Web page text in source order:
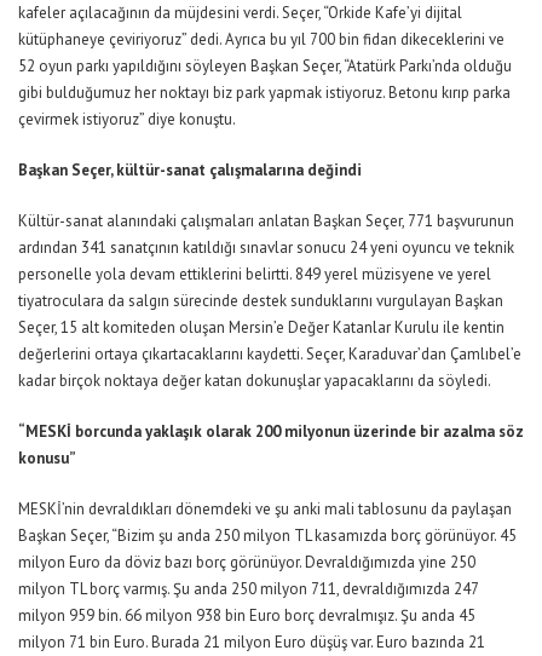
kafeler açılacağının da müjdesini verdi. Seçer, “Orkide Kafe’yi dijital
kütüphaneye çeviriyoruz” dedi. Ayrıca bu yıl 700 bin fidan dikeceklerini ve
52 oyun parkı yapıldığını söyleyen Başkan Seçer, “Atatürk Parkı’nda olduğu
gibi bulduğumuz her noktayı biz park yapmak istiyoruz. Betonu kırıp parka
çevirmek istiyoruz” diye konuştu.
Başkan Seçer, kültür-sanat çalışmalarına değindi
Kültür-sanat alanındaki çalışmaları anlatan Başkan Seçer, 771 başvurunun
ardından 341 sanatçının katıldığı sınavlar sonucu 24 yeni oyuncu ve teknik
personelle yola devam ettiklerini belirtti. 849 yerel müzisyene ve yerel
tiyatroculara da salgın sürecinde destek sunduklarını vurgulayan Başkan
Seçer, 15 alt komiteden oluşan Mersin’e Değer Katanlar Kurulu ile kentin
değerlerini ortaya çıkartacaklarını kaydetti. Seçer, Karaduvar’dan Çamlıbel’e
kadar birçok noktaya değer katan dokunuşlar yapacaklarını da söyledi.
“MESKİ borcunda yaklaşık olarak 200 milyonun üzerinde bir azalma söz
konusu”
MESKİ’nin devraldıkları dönemdeki ve şu anki mali tablosunu da paylaşan
Başkan Seçer, “Bizim şu anda 250 milyon TL kasamızda borç görünüyor. 45
milyon Euro da döviz bazı borç görünüyor. Devraldığımızda yine 250
milyon TL borç varmış. Şu anda 250 milyon 711, devraldığımızda 247
milyon 959 bin. 66 milyon 938 bin Euro borç devralmışız. Şu anda 45
milyon 71 bin Euro. Burada 21 milyon Euro düşüş var. Euro bazında 21